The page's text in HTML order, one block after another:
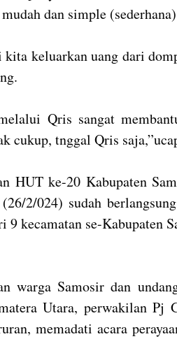
dan simple
keluarkan uang dari
Qris sangat
cukup, tnggal Qris
HUT ke-20 Kabupaten
2/024) sudah
9 kecamatan se-Kabupaten
warga Samosir dan
Utara, perwakilan Pj
memadati acara